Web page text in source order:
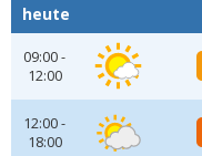
heute
09:00 -
12:00
12:00 -
18:00